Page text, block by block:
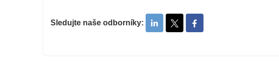
Sledujte naše odborníky: